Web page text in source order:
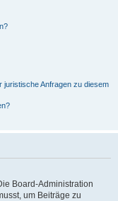
juristische Anfragen zu diesem
Board-Administration
um Beiträge zu